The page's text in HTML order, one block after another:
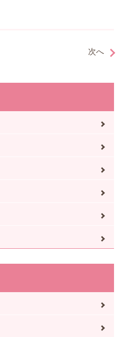
次へ